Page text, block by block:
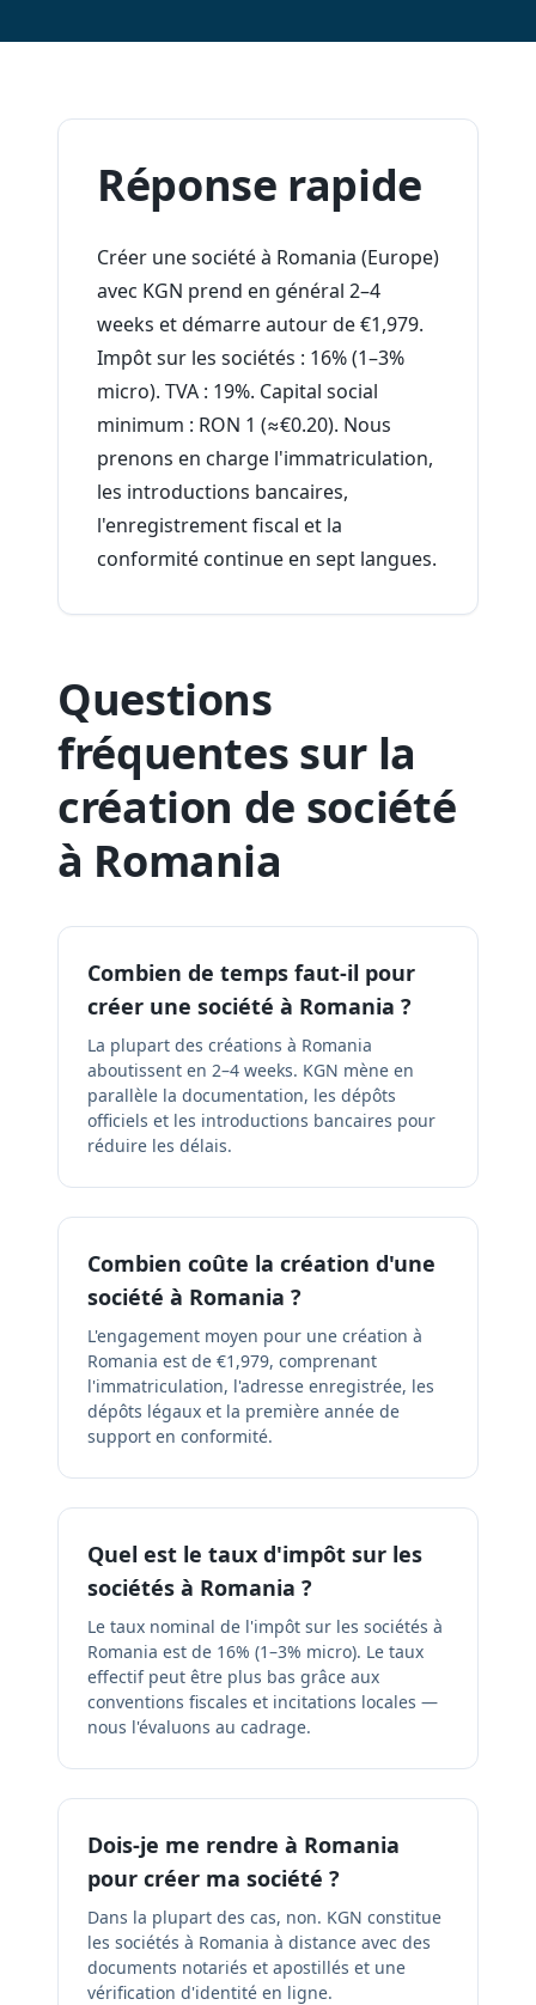
Réponse rapide
Créer une société à Romania (Europe)
avec KGN prend en général 2–4
weeks et démarre autour de €1,979.
Impôt sur les sociétés : 16% (1–3%
micro). TVA : 19%. Capital social
minimum : RON 1 (≈€0.20). Nous
prenons en charge l'immatriculation,
les introductions bancaires,
l'enregistrement fiscal et la
conformité continue en sept langues.
Questions
fréquentes sur la
création de société
à Romania
Combien de temps faut-il pour
créer une société à Romania ?
La plupart des créations à Romania
aboutissent en 2–4 weeks. KGN mène en
parallèle la documentation, les dépôts
officiels et les introductions bancaires pour
réduire les délais.
Combien coûte la création d'une
société à Romania ?
L'engagement moyen pour une création à
Romania est de €1,979, comprenant
l'immatriculation, l'adresse enregistrée, les
dépôts légaux et la première année de
support en conformité.
Quel est le taux d'impôt sur les
sociétés à Romania ?
Le taux nominal de l'impôt sur les sociétés à
Romania est de 16% (1–3% micro). Le taux
effectif peut être plus bas grâce aux
conventions fiscales et incitations locales —
nous l'évaluons au cadrage.
Dois-je me rendre à Romania
pour créer ma société ?
Dans la plupart des cas, non. KGN constitue
les sociétés à Romania à distance avec des
documents notariés et apostillés et une
vérification d'identité en ligne.